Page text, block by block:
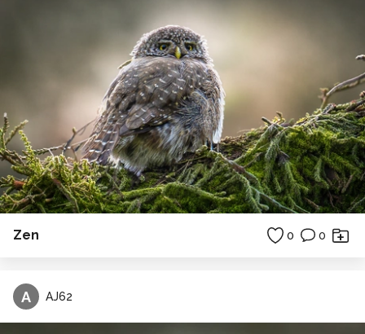
Zen 0 0
A AJ62